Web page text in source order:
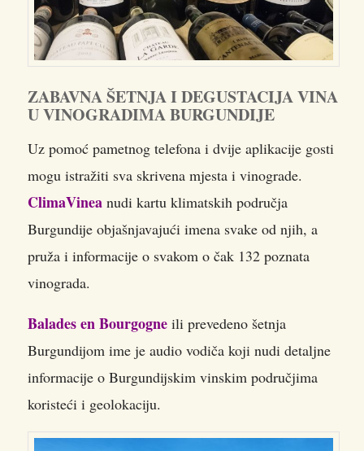
ZABAVNA ŠETNJA I DEGUSTACIJA VINA
U VINOGRADIMA BURGUNDIJE
Uz pomoć pametnog telefona i dvije aplikacije gosti
mogu istražiti sva skrivena mjesta i vinograde.
ClimaVinea nudi kartu klimatskih područja
Burgundije objašnjavajući imena svake od njih, a
pruža i informacije o svakom o čak 132 poznata
vinograda.
Balades en Bourgogne ili prevedeno šetnja
Burgundijom ime je audio vodiča koji nudi detaljne
informacije o Burgundijskim vinskim područjima
koristeći i geolokaciju.